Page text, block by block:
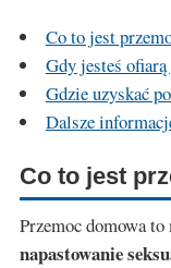
Co to jest
Gdy jesteś
Gdzie uzyskać
Dalsze
Co to jest
Przemoc domowa
napastowanie